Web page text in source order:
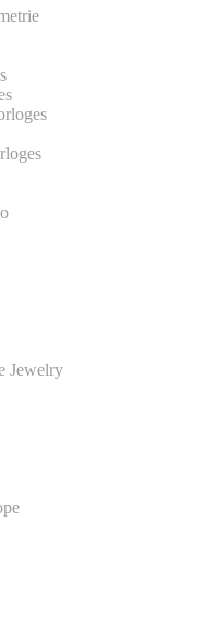
Jewelry